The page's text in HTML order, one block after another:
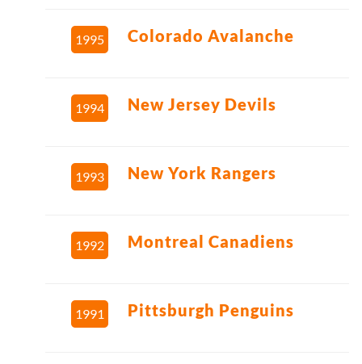
1995 Colorado Avalanche
1994 New Jersey Devils
1993 New York Rangers
1992 Montreal Canadiens
1991 Pittsburgh Penguins